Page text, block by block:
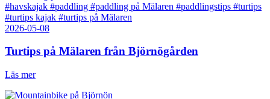
#havskajak #paddling #paddling på Mälaren #paddlingstips #turtips
#turtips kajak #turtips på Mälaren
2026-05-08
Turtips på Mälaren från Björnögården
Läs mer